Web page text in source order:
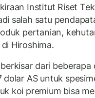
Institut Riset
salah satu
pertanian,
Hiroshima.
dari beberapa
AS untuk
koi premium bisa